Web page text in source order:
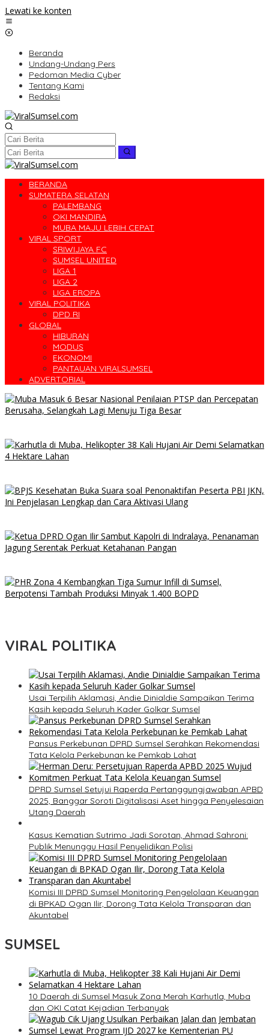
Lewati ke konten
Beranda
Undang-Undang Pers
Pedoman Media Cyber
Tentang Kami
Redaksi
BERANDA
SUMATERA SELATAN
PALEMBANG
OKI MANDIRA
MUBA MAJU LEBIH CEPAT
VIRAL SPORT
SRIWIJAYA FC
SUMSEL UNITED
LIGA 1
LIGA 2
LIGA EROPA
VIRAL POLITIKA
DPD RI
GLOBAL
HIBURAN
MODUS
EKONOMI
PANTAUAN VIRALSUMSEL
ADVERTORIAL
VIRAL POLITIKA
Usai Terpilih Aklamasi, Andie Dinialdie Sampaikan Terima
Kasih kepada Seluruh Kader Golkar Sumsel
Pansus Perkebunan DPRD Sumsel Serahkan Rekomendasi
Tata Kelola Perkebunan ke Pemkab Lahat
DPRD Sumsel Setujui Raperda Pertanggungjawaban APBD
2025, Banggar Soroti Digitalisasi Aset hingga Penyelesaian
Utang Daerah
Kasus Kematian Sutrimo Jadi Sorotan, Ahmad Sahroni:
Publik Menunggu Hasil Penyelidikan Polisi
Komisi III DPRD Sumsel Monitoring Pengelolaan Keuangan
di BPKAD Ogan Ilir, Dorong Tata Kelola Transparan dan
Akuntabel
SUMSEL
10 Daerah di Sumsel Masuk Zona Merah Karhutla, Muba
dan OKI Catat Kejadian Terbanyak